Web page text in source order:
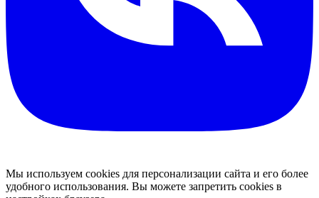
Мы используем cookies для персонализации сайта и его более
удобного использования. Вы можете запретить cookies в